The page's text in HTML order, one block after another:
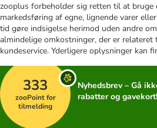
zooplus forbeholder sig retten til at bruge
markedsføring af egne, lignende varer
tid gøre indsigelse herimod uden andre
almindelige omkostninger, der er
kundeservice. Yderligere oplysninger kan
333
zooPoint for
tilmelding
Nyhedsbrev – Gå
rabatter og gavekort!